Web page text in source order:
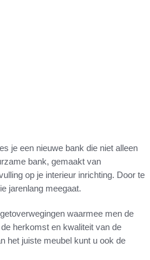
je een nieuwe bank die niet alleen
bank, gemaakt van
op je interieur inrichting. Door te
jarenlang meegaat.
waarmee men de
herkomst en kwaliteit van de
het juiste meubel kunt u ook de